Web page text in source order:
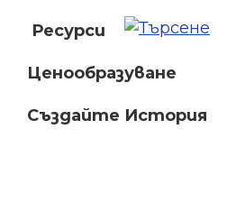
Ресурси
Ценообразуване
Създайте История